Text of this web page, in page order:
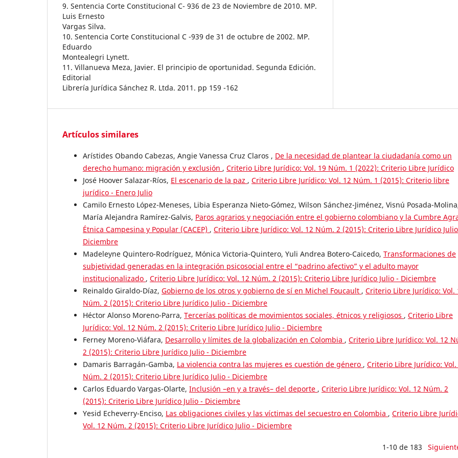
9. Sentencia Corte Constitucional C- 936 de 23 de Noviembre de 2010. MP.
Luis Ernesto
Vargas Silva.
10. Sentencia Corte Constitucional C -939 de 31 de octubre de 2002. MP.
Eduardo
Montealegri Lynett.
11. Villanueva Meza, Javier. El principio de oportunidad. Segunda Edición.
Editorial
Librería Jurídica Sánchez R. Ltda. 2011. pp 159 -162
Artículos similares
Arístides Obando Cabezas, Angie Vanessa Cruz Claros , De la necesidad de plantear la ciudadanía como un
derecho humano: migración y exclusión , Criterio Libre Jurídico: Vol. 19 Núm. 1 (2022): Criterio Libre Jurídico
José Hoover Salazar-Ríos, El escenario de la paz , Criterio Libre Jurídico: Vol. 12 Núm. 1 (2015): Criterio libre
jurídico - Enero Julio
Camilo Ernesto López-Meneses, Libia Esperanza Nieto-Gómez, Wilson Sánchez-Jiménez, Visnú Posada-
María Alejandra Ramírez-Galvis, Paros agrarios y negociación entre el gobierno colombiano y la Cumbre
Étnica Campesina y Popular (CACEP) , Criterio Libre Jurídico: Vol. 12 Núm. 2 (2015): Criterio Libre Jurídico
Diciembre
Madeleyne Quintero-Rodríguez, Mónica Victoria-Quintero, Yuli Andrea Botero-Caicedo, Transformaciones de
subjetividad generadas en la integración psicosocial entre el “padrino afectivo” y el adulto mayor
institucionalizado , Criterio Libre Jurídico: Vol. 12 Núm. 2 (2015): Criterio Libre Jurídico Julio - Diciembre
Reinaldo Giraldo-Díaz, Gobierno de los otros y gobierno de sí en Michel Foucault , Criterio Libre Jurídico: Vol.
Núm. 2 (2015): Criterio Libre Jurídico Julio - Diciembre
Héctor Alonso Moreno-Parra, Tercerías políticas de movimientos sociales, étnicos y religiosos , Criterio Libre
Jurídico: Vol. 12 Núm. 2 (2015): Criterio Libre Jurídico Julio - Diciembre
Ferney Moreno-Viáfara, Desarrollo y límites de la globalización en Colombia , Criterio Libre Jurídico: Vol. 12
2 (2015): Criterio Libre Jurídico Julio - Diciembre
Damaris Barragán-Gamba, La violencia contra las mujeres es cuestión de género , Criterio Libre Jurídico: Vol.
Núm. 2 (2015): Criterio Libre Jurídico Julio - Diciembre
Carlos Eduardo Vargas-Olarte, Inclusión –en y a través– del deporte , Criterio Libre Jurídico: Vol. 12 Núm. 2
(2015): Criterio Libre Jurídico Julio - Diciembre
Yesid Echeverry-Enciso, Las obligaciones civiles y las víctimas del secuestro en Colombia , Criterio Libre
Vol. 12 Núm. 2 (2015): Criterio Libre Jurídico Julio - Diciembre
1-10 de 183